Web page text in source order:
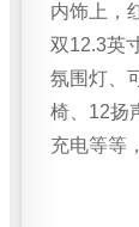
内饰上，
双12.3英
氛围灯、
椅、12扬
充电等等